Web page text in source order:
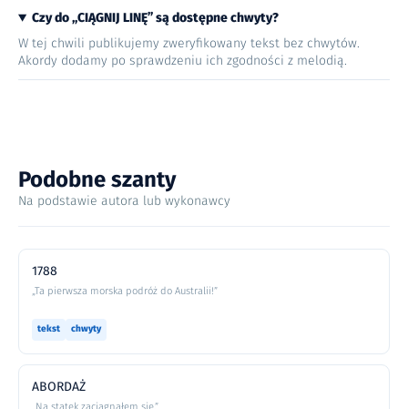
Czy do „CIĄGNIJ LINĘ” są dostępne chwyty?
W tej chwili publikujemy zweryfikowany tekst bez chwytów.
Akordy dodamy po sprawdzeniu ich zgodności z melodią.
Podobne szanty
Na podstawie autora lub wykonawcy
1788
„Ta pierwsza morska podróż do Australii!”
tekst chwyty
ABORDAŻ